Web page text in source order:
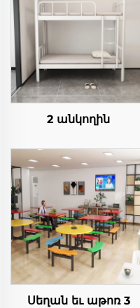
2 անկողին
Սեղան եւ աթոռ 3